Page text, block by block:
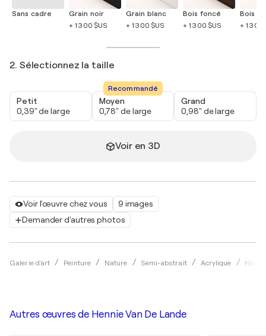
Voir l'œuvre chez vous
9 images
Demander d'autres photos
Galerie d'art Peinture Nature Semi-abstrait Acrylique
Sans cadre
Grain noir
+ 1 300 $US
Grain blanc
+ 1 300 $US
Bois foncé
+ 1 300 $US
Bois
+ 1 300
2. Sélectionnez la taille
Petit
0,39" de large
Recommandé
Moyen
0,78" de large
Grand
0,98" de large
Voir en 3D
Autres œuvres de Hennie Van De Lande